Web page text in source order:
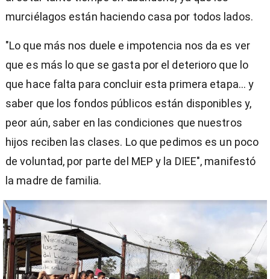
murciélagos están haciendo casa por todos lados.
"Lo que más nos duele e impotencia nos da es ver
que es más lo que se gasta por el deterioro que lo
que hace falta para concluir esta primera etapa... y
saber que los fondos públicos están disponibles y,
peor aún, saber en las condiciones que nuestros
hijos reciben las clases. Lo que pedimos es un poco
de voluntad, por parte del MEP y la DIEE", manifestó
la madre de familia.